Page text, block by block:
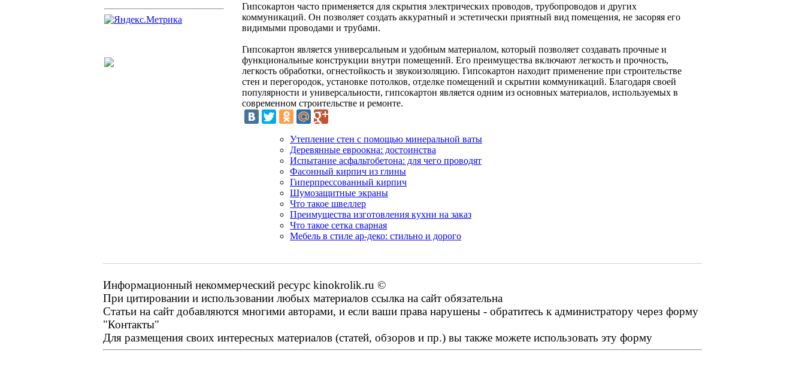
Гипсокартон часто применяется для скрытия электрических проводов, трубопроводов и других
коммуникаций. Он позволяет создать аккуратный и эстетически приятный вид помещения, не засоряя его
видимыми проводами и трубами.
Гипсокартон является универсальным и удобным материалом, который позволяет создавать прочные и
функциональные конструкции внутри помещений. Его преимущества включают легкость и прочность,
легкость обработки, огнестойкость и звукоизоляцию. Гипсокартон находит применение при строительстве
стен и перегородок, установке потолков, отделке помещений и скрытии коммуникаций. Благодаря своей
популярности и универсальности, гипсокартон является одним из основных материалов, используемых в
современном строительстве и ремонте.
Утепление стен с помощью минеральной ваты
Деревянные евроокна: достоинства
Испытание асфальтобетона: для чего проводят
Фасонный кирпич из глины
Гиперпрессованный кирпич
Шумозащитные экраны
Что такое швеллер
Преимущества изготовления кухни на заказ
Что такое сетка сварная
Мебель в стиле ар-деко: стильно и дорого
Информационный некоммерческий ресурс kinokrolik.ru ©
При цитировании и использовании любых материалов ссылка на сайт обязательна
Статьи на сайт добавляются многими авторами, и если ваши права нарушены - обратитесь к администратору через форму
"Контакты"
Для размещения своих интересных материалов (статей, обзоров и пр.) вы также можете использовать эту форму